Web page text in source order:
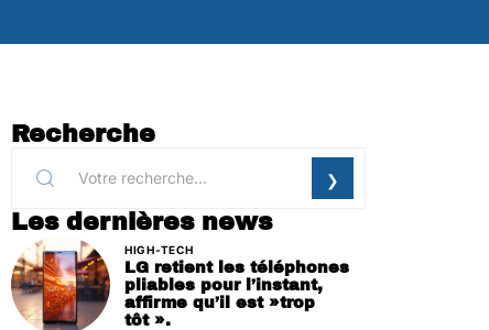
Recherche
Les dernières news
HIGH-TECH
LG retient les téléphones
pliables pour l’instant,
affirme qu’il est »trop
tôt ».